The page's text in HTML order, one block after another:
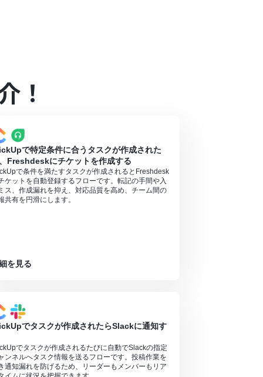
リや機能（オペレーション）を使用すること
！
で特定条件に合うタスクが作成された
Freshdeskにチケットを作成する
で条件を満たすタスクが作成されるとFreshdesk
ケットを自動登録するフローです。転記の手間や入
ス、作成漏れを抑え、対応品質を高め、チーム間の
共有を円滑にします。
を見る
でタスクが作成されたらSlackに通知す
でタスクが作成されるたびに自動でSlackの指定
ンネルへタスク情報を送るフローです。投稿作業を
通知漏れを防げるため、リーダーもメンバーもリア